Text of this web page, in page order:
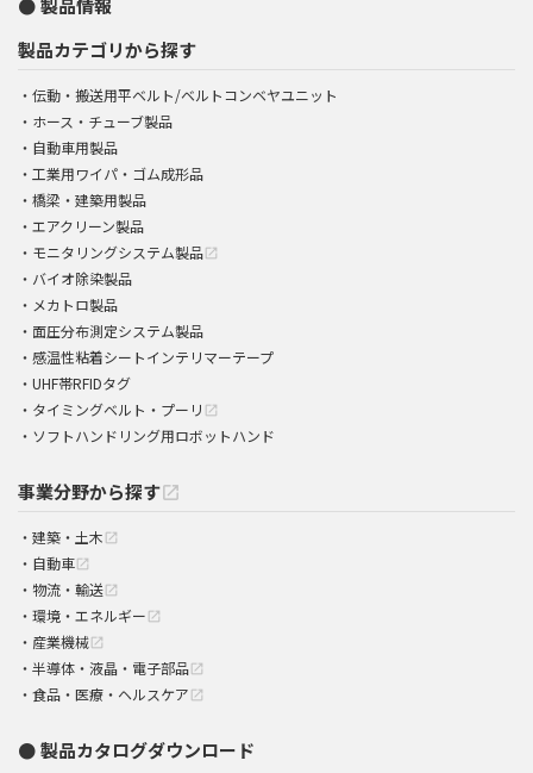
製品情報
製品カテゴリから探す
伝動・搬送用平ベルト/ベルトコンベヤユニット
ホース・チューブ製品
自動車用製品
工業用ワイパ・ゴム成形品
橋梁・建築用製品
エアクリーン製品
モニタリングシステム製品 open_in_new
バイオ除染製品
メカトロ製品
面圧分布測定システム製品
感温性粘着シートインテリマーテープ
UHF帯RFIDタグ
タイミングベルト・プーリ open_in_new
ソフトハンドリング用ロボットハンド
事業分野から探すopen_in_new
建築・土木 open_in_new
自動車 open_in_new
物流・輸送 open_in_new
環境・エネルギー open_in_new
産業機械 open_in_new
半導体・液晶・電子部品 open_in_new
食品・医療・ヘルスケア open_in_new
製品カタログダウンロード